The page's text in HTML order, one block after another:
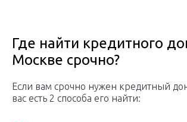
Где найти кредитного
Москве срочно?
Если вам срочно нужен кредитный
вас есть 2 способа его найти: